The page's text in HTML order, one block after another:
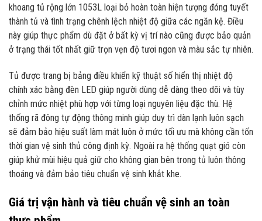
khoang tủ rộng lớn 1053L loại bỏ hoàn toàn hiện tượng đóng tuyết
thành tủ và tình trạng chênh lệch nhiệt độ giữa các ngăn kệ. Điều
này giúp thực phẩm dù đặt ở bất kỳ vị trí nào cũng được bảo quản
ở trạng thái tốt nhất giữ trọn vẹn độ tươi ngon và màu sắc tự nhiên.
Tủ được trang bị bảng điều khiển kỹ thuật số hiển thị nhiệt độ
chính xác bằng đèn LED giúp người dùng dễ dàng theo dõi và tùy
chỉnh mức nhiệt phù hợp với từng loại nguyên liệu đặc thù. Hệ
thống rã đông tự động thông minh giúp duy trì dàn lạnh luôn sạch
sẽ đảm bảo hiệu suất làm mát luôn ở mức tối ưu mà không cần tốn
thời gian vệ sinh thủ công định kỳ. Ngoài ra hệ thống quạt gió còn
giúp khử mùi hiệu quả giữ cho không gian bên trong tủ luôn thông
thoáng và đảm bảo tiêu chuẩn vệ sinh khắt khe.
Giá trị vận hành và tiêu chuẩn vệ sinh an toàn